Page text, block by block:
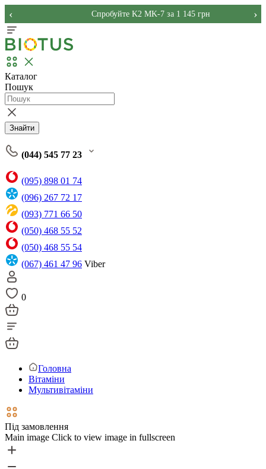
Спробуйте K2 MK-7 за 1 145 грн
‹ ›
Каталог
Пошук
Знайти
(044) 545 77 23
(095) 898 01 74
(096) 267 72 17
(093) 771 66 50
(050) 468 55 52
(050) 468 55 54
(067) 461 47 96 Viber
0
Головна
Вітаміни
Мультивітаміни
Під замовлення
Main image Click to view image in fullscreen